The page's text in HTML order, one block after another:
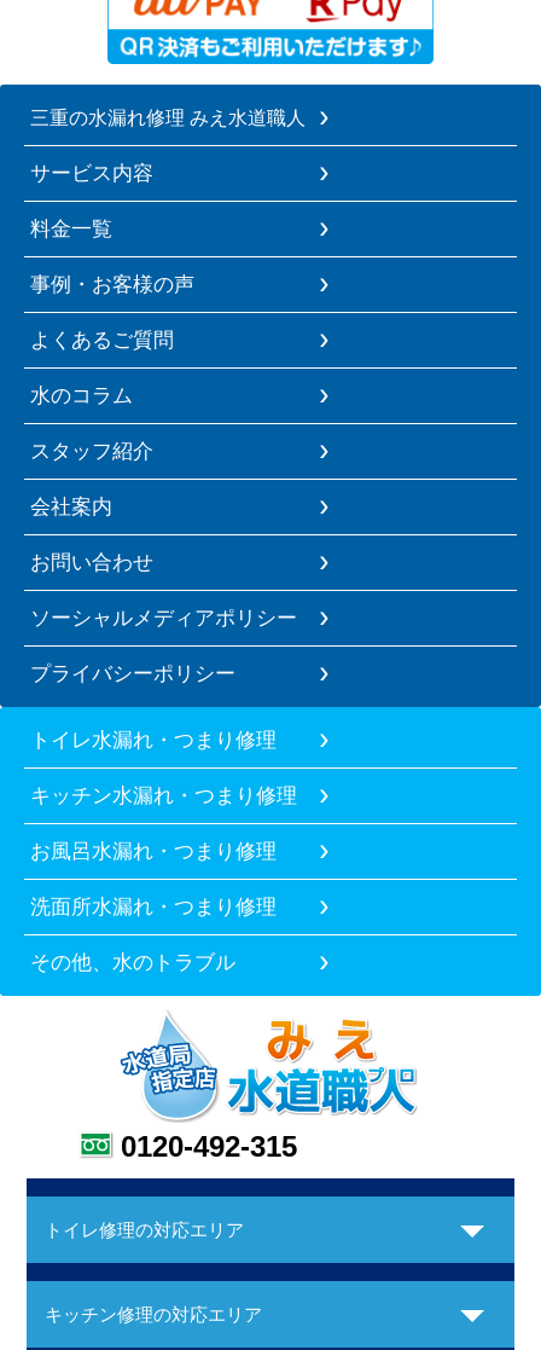
三重の水漏れ修理 みえ水道職人
サービス内容
料金一覧
事例・お客様の声
よくあるご質問
水のコラム
スタッフ紹介
会社案内
お問い合わせ
ソーシャルメディアポリシー
プライバシーポリシー
トイレ水漏れ・つまり修理
キッチン水漏れ・つまり修理
お風呂水漏れ・つまり修理
洗面所水漏れ・つまり修理
その他、水のトラブル
0120-492-315
トイレ修理の対応エリア
キッチン修理の対応エリア